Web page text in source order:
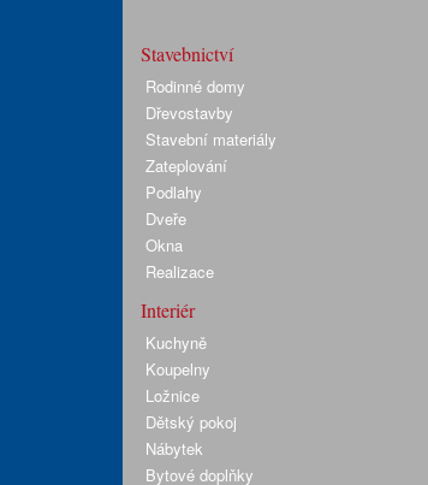
Stavebnictví
Rodinné domy
Dřevostavby
Stavební materiály
Zateplování
Podlahy
Dveře
Okna
Realizace
Interiér
Kuchyně
Koupelny
Ložnice
Dětský pokoj
Nábytek
Bytové doplňky